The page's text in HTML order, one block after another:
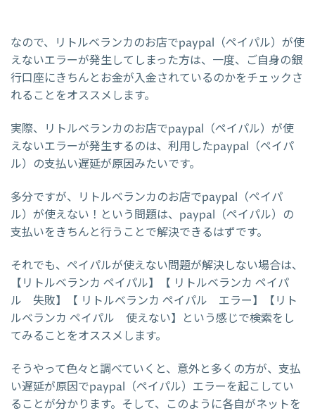
なので、リトルベランカのお店でpaypal（ペイパル）が使
えないエラーが発生してしまった方は、一度、ご自身の銀
行口座にきちんとお金が入金されているのかをチェックさ
れることをオススメします。
実際、リトルベランカのお店でpaypal（ペイパル）が使
えないエラーが発生するのは、利用したpaypal（ペイパ
ル）の支払い遅延が原因みたいです。
多分ですが、リトルベランカのお店でpaypal（ペイパ
ル）が使えない！という問題は、paypal（ペイパル）の
支払いをきちんと行うことで解決できるはずです。
それでも、ペイパルが使えない問題が解決しない場合は、
【リトルベランカ ペイパル】【 リトルベランカ ペイパ
ル 失敗】【 リトルベランカ ペイパル エラー】【リト
ルベランカ ペイパル 使えない】という感じで検索をし
てみることをオススメします。
そうやって色々と調べていくと、意外と多くの方が、支払
い遅延が原因でpaypal（ペイパル）エラーを起こしてい
ることが分かります。そして、このように各自がネットを